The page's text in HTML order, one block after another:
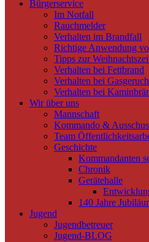
Bürgerservice
Im Notfall
Rauchmelder
Verhalten im Brandfall
Richtige Anwendung
Tipps zur
Verhalten bei Fettbrand
Verhalten bei Gasgeruch
Verhalten bei
Wir über uns
Mannschaft
Kommando &
Team
Geschichte
Kommandanten
Chronik
Gerätehalle
140 Jahre
Jugend
Jugendbetreuer
Jugend-BLOG